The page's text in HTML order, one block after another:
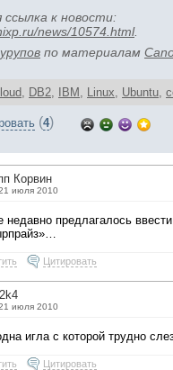
к новости:
news/10574.html.
по материалам
, DB2, IBM , Linux, Ubuntu,
(4)
Корвин
июля 2010
недавно предлагалось ввести
Цитировать
июля 2010
игла с которой трудно
Цитировать